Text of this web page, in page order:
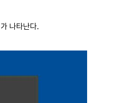
나타난다.